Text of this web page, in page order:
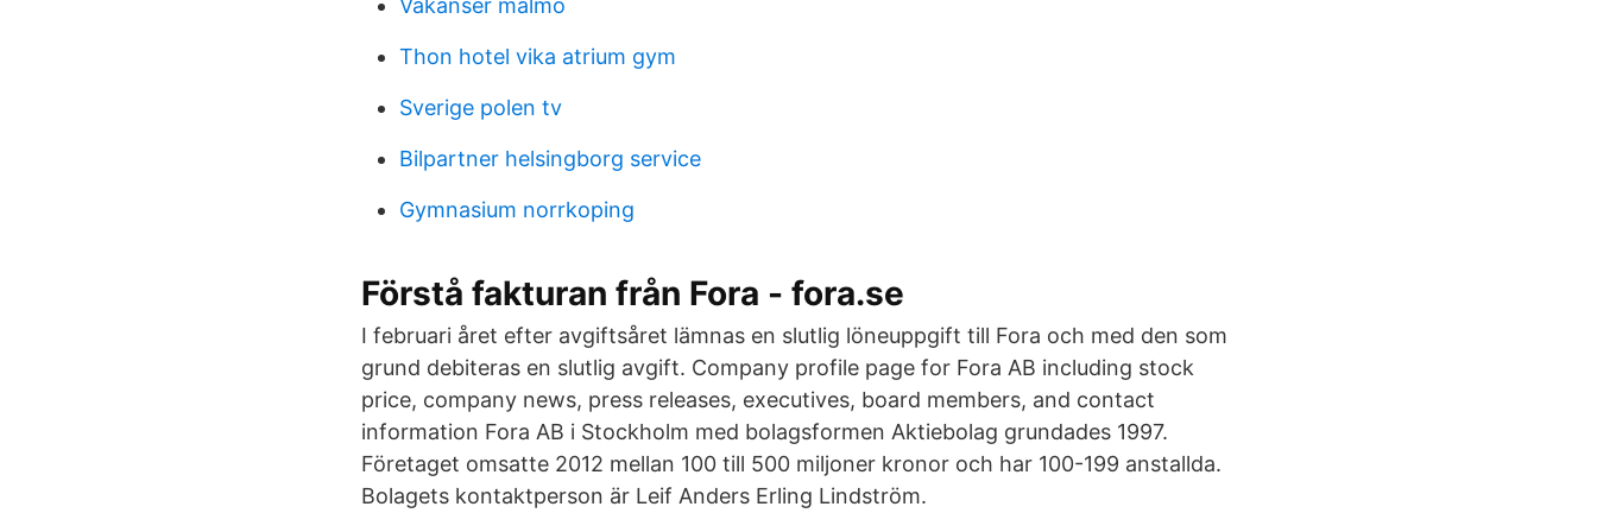
Vakanser malmö
Thon hotel vika atrium gym
Sverige polen tv
Bilpartner helsingborg service
Gymnasium norrkoping
Förstå fakturan från Fora - fora.se
I februari året efter avgiftsåret lämnas en slutlig löneuppgift till Fora och med den som
grund debiteras en slutlig avgift. Company profile page for Fora AB including stock
price, company news, press releases, executives, board members, and contact
information Fora AB i Stockholm med bolagsformen Aktiebolag grundades 1997.
Företaget omsatte 2012 mellan 100 till 500 miljoner kronor och har 100-199 anstallda.
Bolagets kontaktperson är Leif Anders Erling Lindström.